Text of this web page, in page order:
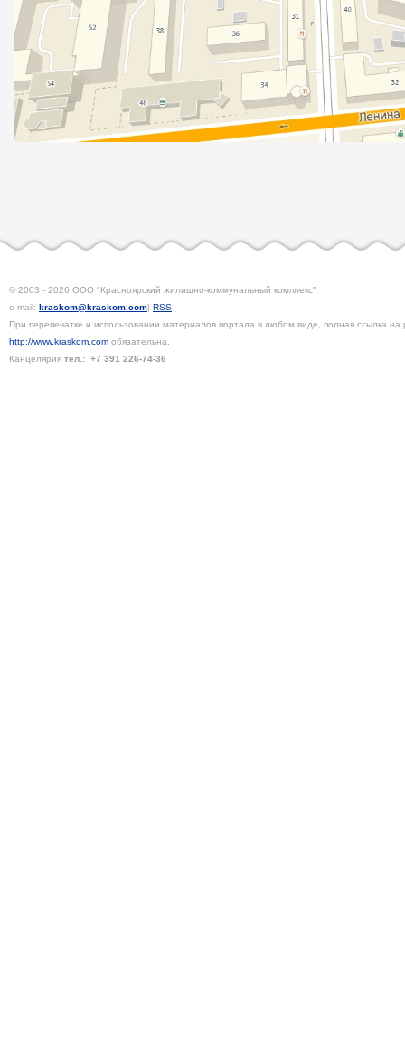
© 2003 - 2026 ООО "Красноярский жилищно-коммунальный комплекс"
e-mail: kraskom@kraskom.com| RSS
При перепечатке и использовании материалов портала в любом виде, полная ссылка на
http://www.kraskom.com обязательна.
Канцелярия тел.: +7 391 226-74-36